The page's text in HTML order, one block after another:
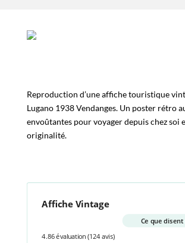
Reproduction d’une affiche touristique
Lugano 1938 Vendanges. Un poster rétro
envoûtantes pour voyager depuis chez soi
originalité.
Affiche Vintage
Ce que
4.86 évaluation (124 avis)